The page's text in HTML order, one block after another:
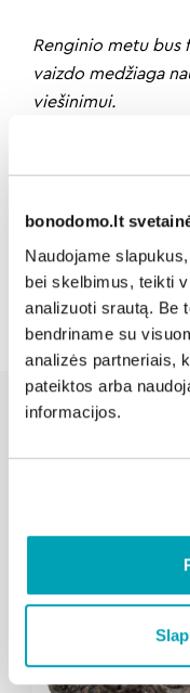
bonodomo.lt
Naudojame
bei skelbimus, teikti
analizuoti srautą. Be
bendriname su
analizės partneriais,
pateiktos arba
informacijos.
Renginio metu bus
vaizdo medžiaga
viešinimui.
Dalintis naujiena: